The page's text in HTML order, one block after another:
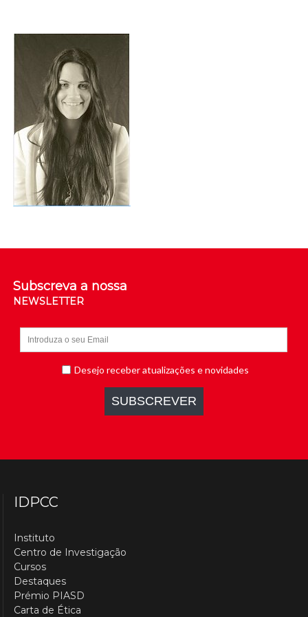
Subscreva a nossa
NEWSLETTER
IDPCC
Instituto
Centro de Investigação
Cursos
Destaques
Prémio PIASD
Carta de Ética